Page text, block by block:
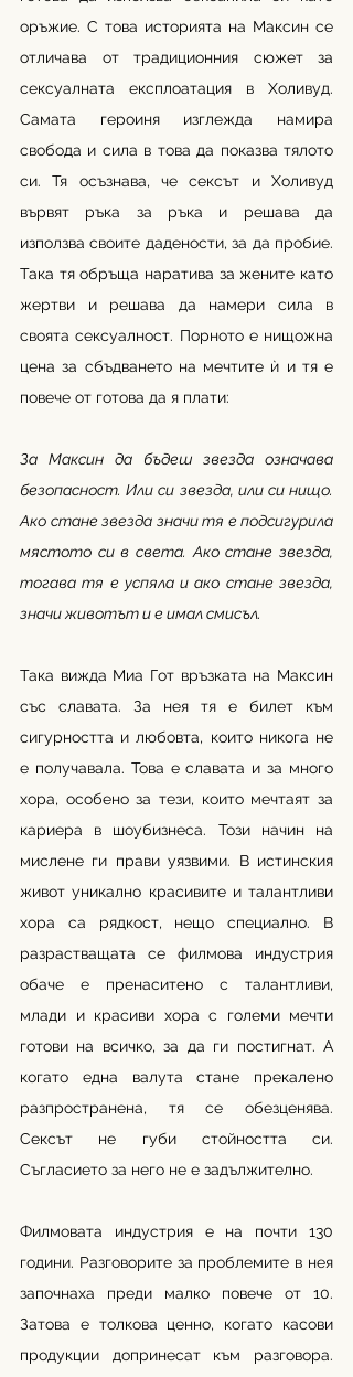
оръжие. С това историята на Максин се
отличава от традиционния сюжет за
сексуалната експлоатация в Холивуд.
Самата героиня изглежда намира
свобода и сила в това да показва тялото
си. Тя осъзнава, че сексът и Холивуд
вървят ръка за ръка и решава да
използва своите дадености, за да пробие.
Така тя обръща наратива за жените като
жертви и решава да намери сила в
своята сексуалност. Порното е нищожна
цена за сбъдването на мечтите ѝ и тя е
повече от готова да я плати:
За Максин да бъдеш звезда означава
безопасност. Или си звезда, или си нищо.
Ако стане звезда значи тя е подсигурила
мястото си в света. Ако стане звезда,
тогава тя е успяла и ако стане звезда,
значи животът и е имал смисъл.
Така вижда Миа Гот връзката на Максин
със славата. За нея тя е билет към
сигурността и любовта, които никога не
е получавала. Това е славата и за много
хора, особено за тези, които мечтаят за
кариера в шоубизнеса. Този начин на
мислене ги прави уязвими. В истинския
живот уникално красивите и талантливи
хора са рядкост, нещо специално. В
разрастващата се филмова индустрия
обаче е пренаситено с талантливи,
млади и красиви хора с големи мечти
готови на всичко, за да ги постигнат. А
когато една валута стане прекалено
разпространена, тя се обезценява.
Сексът не губи стойността си.
Съгласието за него не е задължително.
Филмовата индустрия е на почти 130
години. Разговорите за проблемите в нея
започнаха преди малко повече от 10.
Затова е толкова ценно, когато касови
продукции допринесат към разговора.